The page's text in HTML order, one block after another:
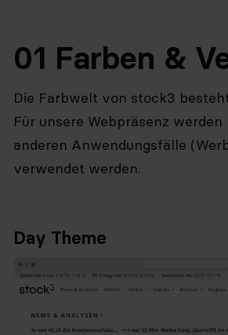
01 Farben &
Die Farbwelt von stock3
Für unsere Webpräsenz
anderen Anwendungsfälle
verwendet werden.
Day Theme